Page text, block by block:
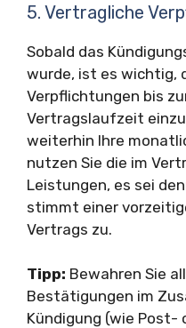
5. Vertragliche
Sobald das
wurde, ist es wichtig,
Verpflichtungen bis
Vertragslaufzeit
weiterhin Ihre
nutzen Sie die im
Leistungen, es sei
stimmt einer
Vertrags zu.
Tipp: Bewahren Sie
Bestätigungen im
Kündigung (wie Post-